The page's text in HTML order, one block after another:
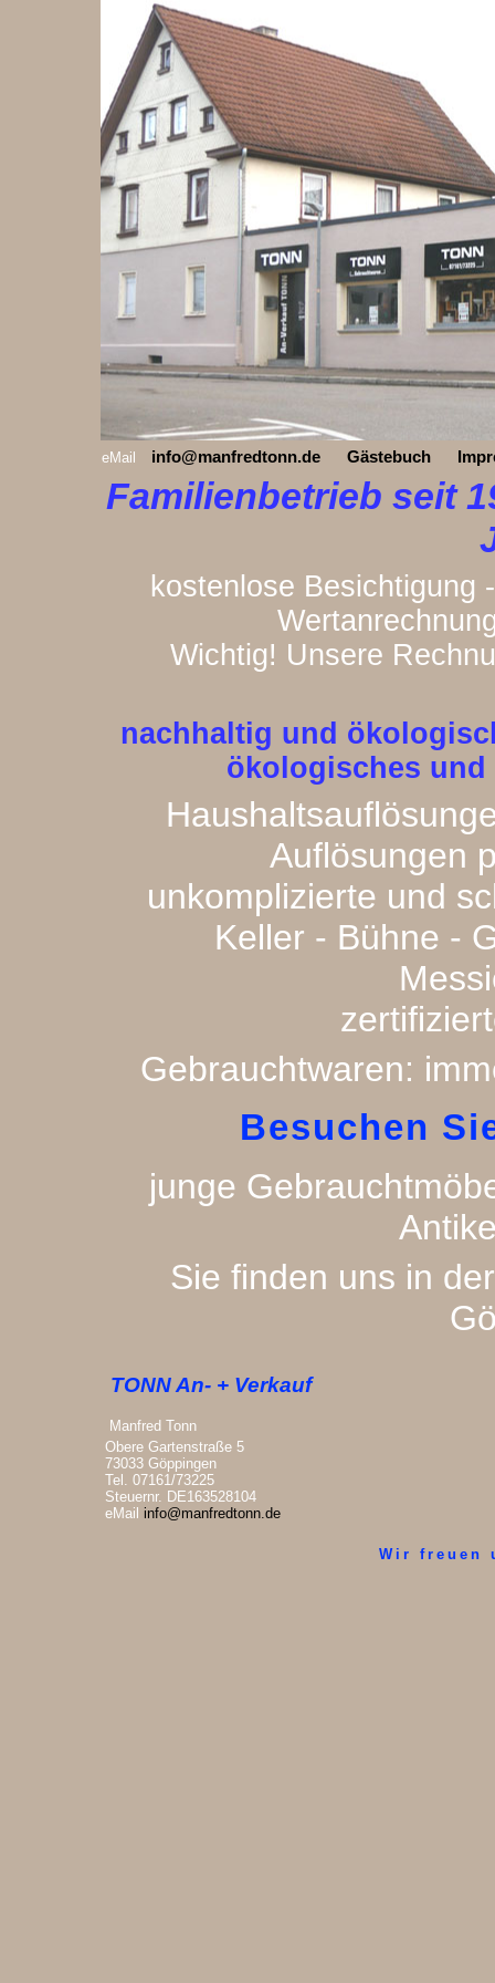
eMail info@manfredtonn.de Gästebuch
Familienbetrieb seit
kostenlose
Wichtig! Unsere
nachhaltig und
ökologisches
Auflösungen
unkomplizierte und
Keller - Bühne -
Gebrauchtwaren:
Besuchen
junge
Sie finden uns in
TONN An- + Verkauf
Manfred Tonn
Obere Gartenstraße 5
73033 Göppingen
Tel. 07161/73225
Steuernr. DE163528104
eMail info@manfredtonn.de
Wir freuen